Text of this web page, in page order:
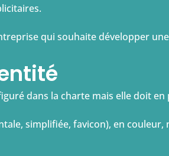
qui souhaite développer
dans la charte mais elle doit en
simplifiée, favicon), en couleur,